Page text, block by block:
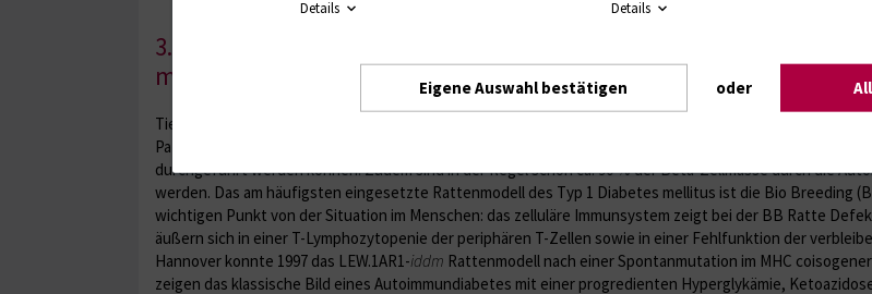
den Einfluss von Matrixfaktoren auf die Beta-Zellproliferation und Beta-Zelldifferenzierung aus
3. Beta-Zellzerstörung und Regeneration in der LEW.1AR1-iddm
mellitus
Tiermodelle des Typ 1 Diabetes mellitus sind seit mehr als 20 Jahren in der experimentellen
Pathomechanismen der Beta-Zellzerstörung, die aus ethischen Gründen (Pankreasbiopsien!) sowie aus
durchgeführt werden können. Zudem sind in der Regel schon ca. 90 % der Beta-Zellmasse durch die
werden. Das am häufigsten eingesetzte Rattenmodell des Typ 1 Diabetes mellitus ist die Bio Breeding
wichtigen Punkt von der Situation im Menschen: das zelluläre Immunsystem zeigt bei der BB Ratte
äußern sich in einer T-Lymphozytopenie der periphären T-Zellen sowie in einer Fehlfunktion der
Hannover konnte 1997 das LEW.1AR1-iddm Rattenmodell nach einer Spontanmutation im MHC
zeigen das klassische Bild eines Autoimmundiabetes mit einer progredienten Hyperglykämie,
Details Details
Eigene Auswahl bestätigen oder